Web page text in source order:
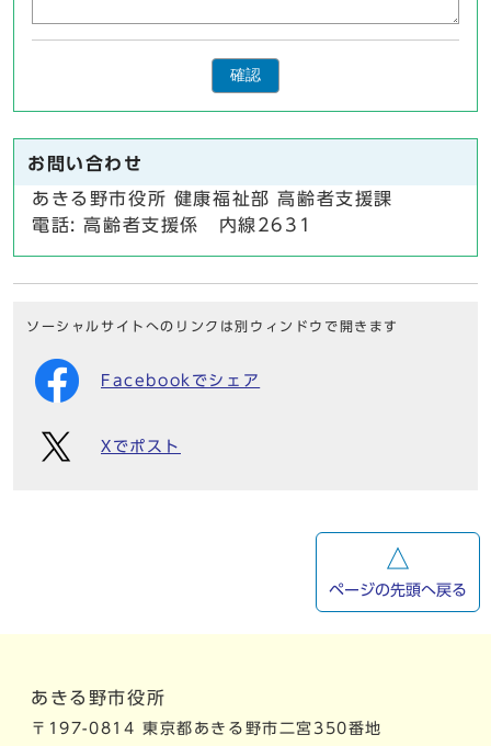
確認
お問い合わせ
あきる野市役所 健康福祉部 高齢者支援課
電話: 高齢者支援係 内線2631
ソーシャルサイトへのリンクは別ウィンドウで開きます
Facebookでシェア
Xでポスト
ページの先頭へ戻る
あきる野市役所
〒197-0814 東京都あきる野市二宮350番地